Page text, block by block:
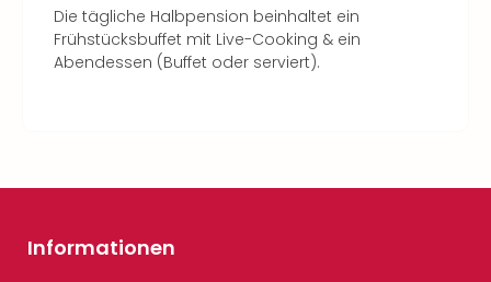
Die tägliche Halbpension beinhaltet ein
Frühstücksbuffet mit Live-Cooking & ein
Abendessen (Buffet oder serviert).
Informationen